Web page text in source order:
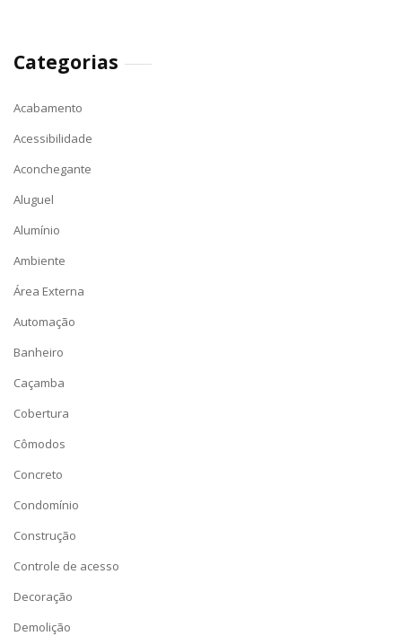
Categorias
Acabamento
Acessibilidade
Aconchegante
Aluguel
Alumínio
Ambiente
Área Externa
Automação
Banheiro
Caçamba
Cobertura
Cômodos
Concreto
Condomínio
Construção
Controle de acesso
Decoração
Demolição